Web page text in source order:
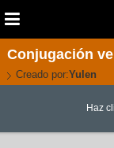
Conjugación
Creado por:Yulen
Haz